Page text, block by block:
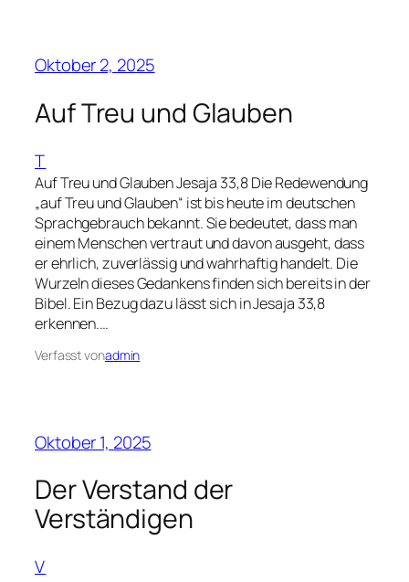
Oktober 2, 2025
Auf Treu und Glauben
T
Auf Treu und Glauben Jesaja 33,8 Die Redewendung
„auf Treu und Glauben“ ist bis heute im deutschen
Sprachgebrauch bekannt. Sie bedeutet, dass man
einem Menschen vertraut und davon ausgeht, dass
er ehrlich, zuverlässig und wahrhaftig handelt. Die
Wurzeln dieses Gedankens finden sich bereits in der
Bibel. Ein Bezug dazu lässt sich in Jesaja 33,8
erkennen.…
Verfasst vonadmin
Oktober 1, 2025
Der Verstand der
Verständigen
V